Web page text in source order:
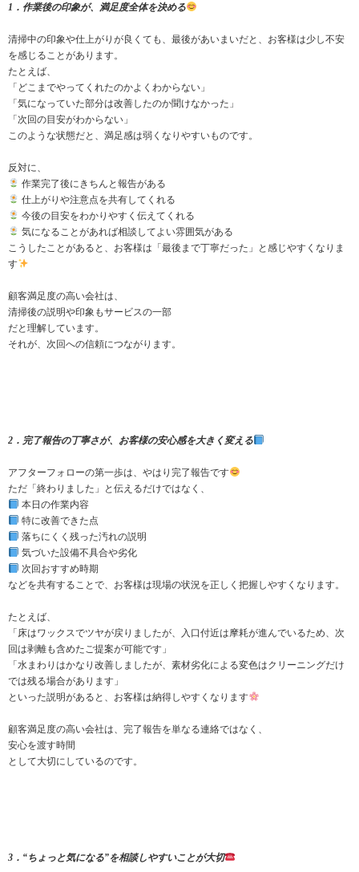
1．作業後の印象が、満足度全体を決める
清掃中の印象や仕上がりが良くても、最後があいまいだと、お客様は少し不安
を感じることがあります。
たとえば、
「どこまでやってくれたのかよくわからない」
「気になっていた部分は改善したのか聞けなかった」
「次回の目安がわからない」
このような状態だと、満足感は弱くなりやすいものです。
反対に、
作業完了後にきちんと報告がある
仕上がりや注意点を共有してくれる
今後の目安をわかりやすく伝えてくれる
気になることがあれば相談してよい雰囲気がある
こうしたことがあると、お客様は「最後まで丁寧だった」と感じやすくなりま
す
顧客満足度の高い会社は、
清掃後の説明や印象もサービスの一部
だと理解しています。
それが、次回への信頼につながります。
2．完了報告の丁寧さが、お客様の安心感を大きく変える
アフターフォローの第一歩は、やはり完了報告です
ただ「終わりました」と伝えるだけではなく、
本日の作業内容
特に改善できた点
落ちにくく残った汚れの説明
気づいた設備不具合や劣化
次回おすすめ時期
などを共有することで、お客様は現場の状況を正しく把握しやすくなります。
たとえば、
「床はワックスでツヤが戻りましたが、入口付近は摩耗が進んでいるため、次
回は剥離も含めたご提案が可能です」
「水まわりはかなり改善しましたが、素材劣化による変色はクリーニングだけ
では残る場合があります」
といった説明があると、お客様は納得しやすくなります
顧客満足度の高い会社は、完了報告を単なる連絡ではなく、
安心を渡す時間
として大切にしているのです。
3．“ちょっと気になる”を相談しやすいことが大切